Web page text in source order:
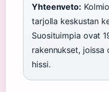
Yhteenveto:
tarjolla keskustan
Suosituimpia ovat
rakennukset, joissa
hissi.